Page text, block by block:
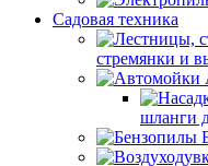
Садовая техника
стремянки и
шланги